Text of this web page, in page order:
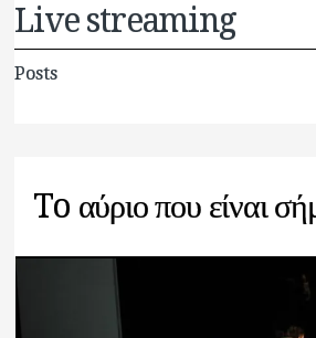
Live streaming
Posts
To αύριο που είναι